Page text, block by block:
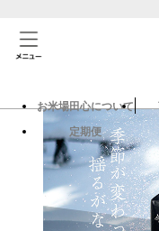
お米場田心について
定期便